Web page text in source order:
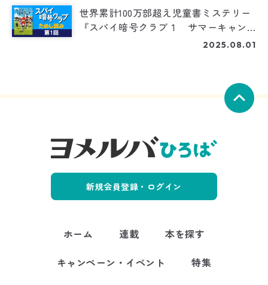
世界累計100万部超え児童書ミステリー
『スパイ暗号クラブ１ サマーキャン
プの誘拐事件』ためし読み（1/3）
2025.08.01
新規会員登録・ログイン
ホーム 連載
本を探す
キャンペーン・イベント
特集